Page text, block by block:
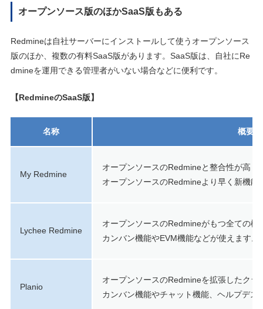
オープンソース版のほかSaaS版もある
Redmineは自社サーバーにインストールして使うオープンソース
版のほか、複数の有料SaaS版があります。SaaS版は、自社にRe
dmineを運用できる管理者がいない場合などに便利です。
【RedmineのSaaS版】
名称 概要
My Redmine
オープンソースのRedmineと整合性が高く
オープンソースのRedmineより早く新機能
Lychee Redmine
オープンソースのRedmineがもつ全ての機
カンバン機能やEVM機能などが使えます。
Planio
オープンソースのRedmineを拡張したクラ
カンバン機能やチャット機能、ヘルプデ